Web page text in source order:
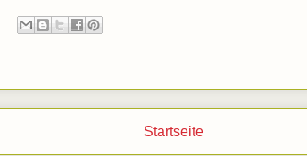
Startseite